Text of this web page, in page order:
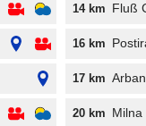
14 km Fluß
16 km
17 km
20 km Milna